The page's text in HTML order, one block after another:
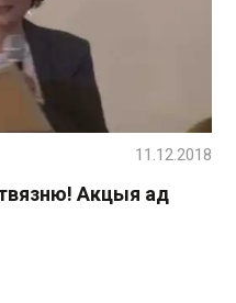
Акцыя ад
11.12.2018